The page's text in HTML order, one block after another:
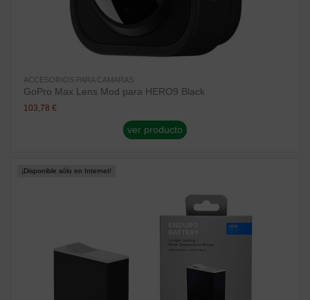
ACCESORIOS PARA CAMARAS
GoPro Max Lens Mod para HERO9 Black
103,78 €
ver producto
¡Disponible sólo en Internet!